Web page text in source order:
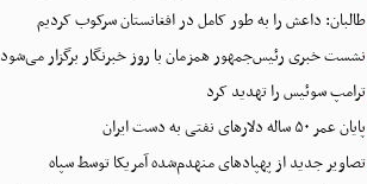
طالبان: داعش را به طور کامل در افغانستان سرکوب کردیم
نشست خبری رئیس‌جمهور همزمان با روز خبرنگار برگزار می‌شود
ترامپ سوئیس را تهدید کرد
پایان عمر ۵۰ ساله دلارهای نفتی به دست ایران
تصاویر جدید از پهپادهای منهدم‌شده آمریکا توسط سپاه